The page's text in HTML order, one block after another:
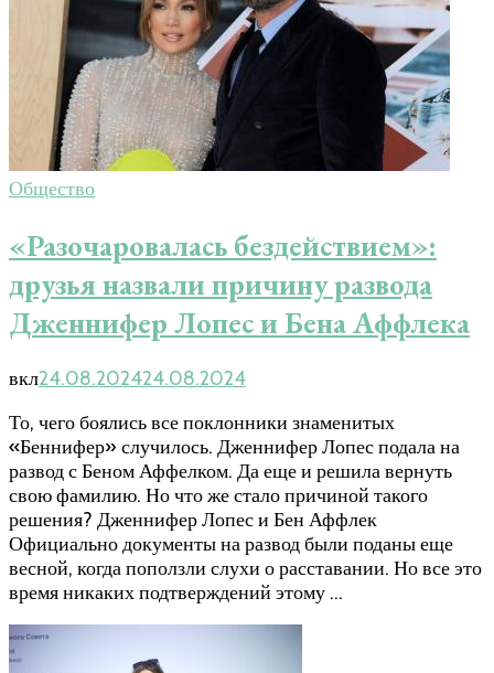
Общество
«Разочаровалась бездействием»:
друзья назвали причину развода
Дженнифер Лопес и Бена Аффлека
вкл24.08.202424.08.2024
То, чего боялись все поклонники знаменитых
«Беннифер» случилось. Дженнифер Лопес подала на
развод с Беном Аффелком. Да еще и решила вернуть
свою фамилию. Но что же стало причиной такого
решения? Дженнифер Лопес и Бен Аффлек
Официально документы на развод были поданы еще
весной, когда поползли слухи о расставании. Но все это
время никаких подтверждений этому …